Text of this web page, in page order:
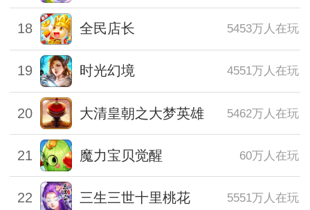
18 全民店长 5453万人在玩
19 时光幻境 4551万人在玩
20 大清皇朝之大梦英雄 5462万人在玩
21 魔力宝贝觉醒 60万人在玩
22 三生三世十里桃花 5551万人在玩